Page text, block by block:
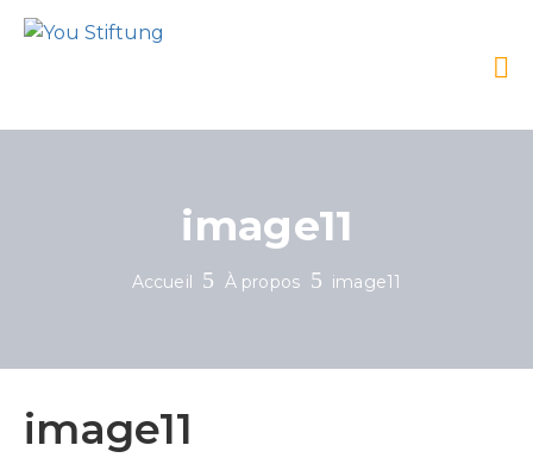
image11
Accueil À propos image11
image11